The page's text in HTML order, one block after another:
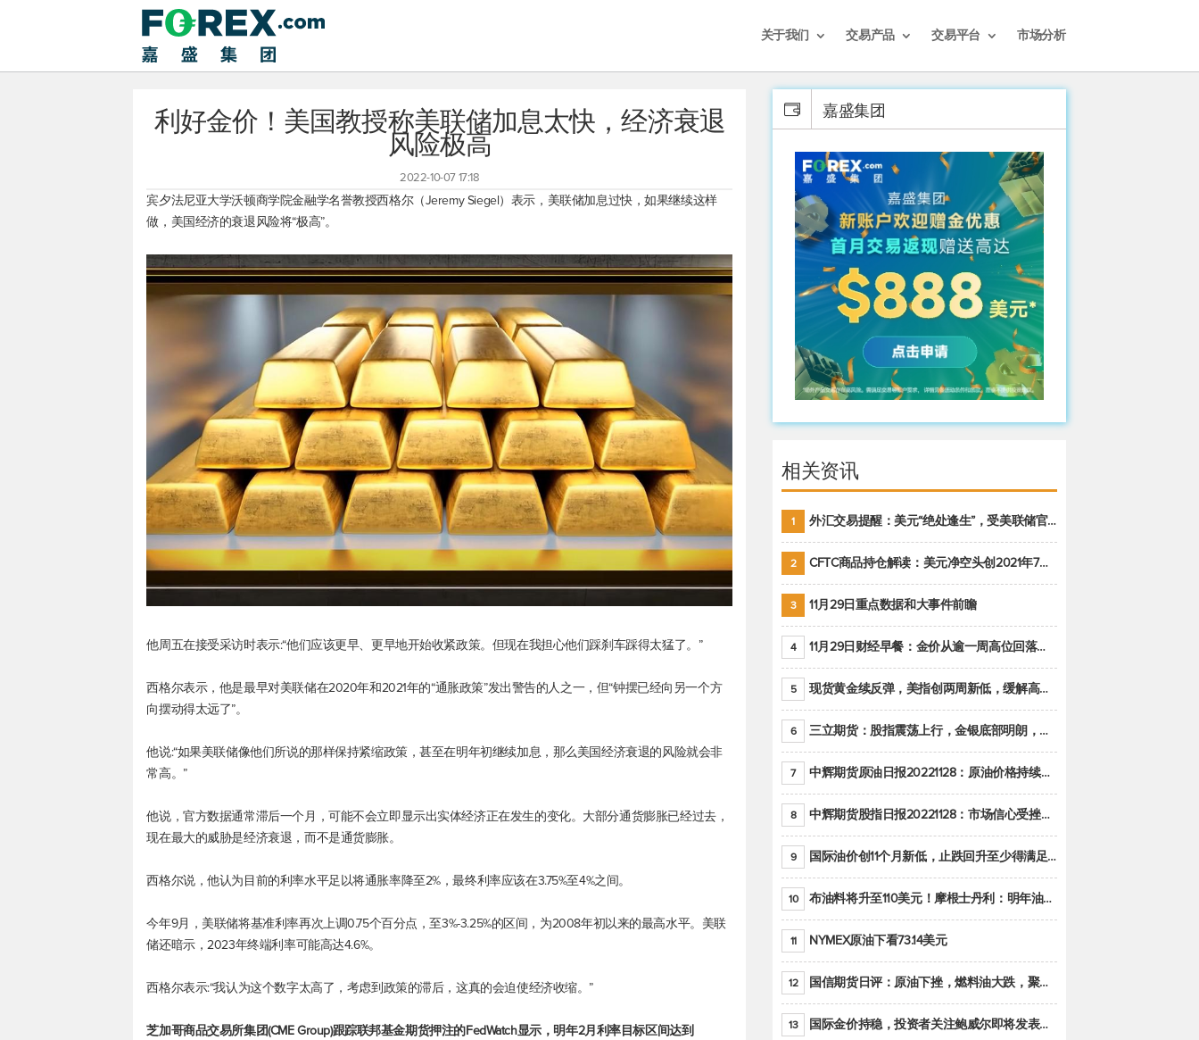
关于我们 交易产品 交易平台 市场分析
利好金价！美国教授称美联储加息太快，经济衰退
风险极高
2022-10-07 17:18
宾夕法尼亚大学沃顿商学院金融学名誉教授西格尔（Jeremy Siegel）表示，美联储加息过快，如果继续这样
做，美国经济的衰退风险将“极高”。
他周五在接受采访时表示:“他们应该更早、更早地开始收紧政策。但现在我担心他们踩刹车踩得太猛了。”
西格尔表示，他是最早对美联储在2020年和2021年的“通胀政策”发出警告的人之一，但“钟摆已经向另一个方
向摆动得太远了”。
他说:“如果美联储像他们所说的那样保持紧缩政策，甚至在明年初继续加息，那么美国经济衰退的风险就会非
常高。”
他说，官方数据通常滞后一个月，可能不会立即显示出实体经济正在发生的变化。大部分通货膨胀已经过去，
现在最大的威胁是经济衰退，而不是通货膨胀。
西格尔说，他认为目前的利率水平足以将通胀率降至2%，最终利率应该在3.75%至4%之间。
今年9月，美联储将基准利率再次上调0.75个百分点，至3%-3.25%的区间，为2008年初以来的最高水平。美联
储还暗示，2023年终端利率可能高达4.6%。
西格尔表示:“我认为这个数字太高了，考虑到政策的滞后，这真的会迫使经济收缩。”
芝加哥商品交易所集团(CME Group)跟踪联邦基金期货押注的FedWatch显示，明年2月利率目标区间达到
嘉盛集团
相关资讯
1 外汇交易提醒：美元“绝处逢生”，受美联储官员鹰派讲话支撑
2 CFTC商品持仓解读：美元净空头创2021年7月以来最大，黄金期货投机性净多头头寸减少
3 11月29日重点数据和大事件前瞻
4 11月29日财经早餐：金价从逾一周高位回落，美联储官员重申鹰派立场推动美元回升
5 现货黄金续反弹，美指创两周新低，缓解高通胀美国须治本
6 三立期货：股指震荡上行，金银底部明朗，原油偏弱走势(20221128收评)
7 中辉期货原油日报20221128：原油价格持续下降，市场关注OPEC+新一轮产能政策
8 中辉期货股指日报20221128：市场信心受挫，股指全线回调
9 国际油价创11个月新低，止跌回升至少得满足二大条件之一
10 布油料将升至110美元！摩根士丹利：明年油市面临七大不确定性
11 NYMEX原油下看73.14美元
12 国信期货日评：原油下挫，燃料油大跌，聚烯烃谨慎回调
13 国际金价持稳，投资者关注鲍威尔即将发表的讲话